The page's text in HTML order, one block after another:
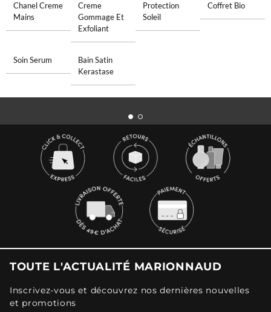
Chanel Creme
Mains
Creme
Gommage Et
Exfoliant
Protection
Soleil
Coffret Bio
Soin Serum
Bain Satin
Kerastase
TOUTE L'ACTUALITÉ MARIONNAUD
Inscrivez-vous et découvrez nos dernières nouvelles
et promotions